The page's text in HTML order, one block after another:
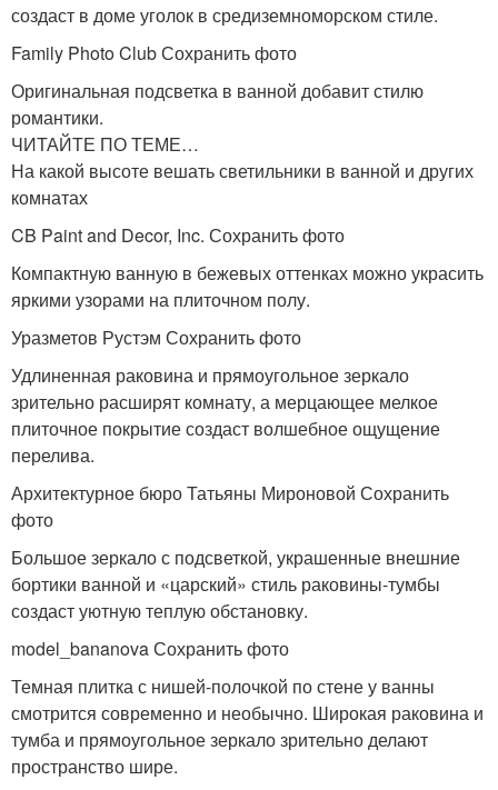
создаст в доме уголок в средиземноморском стиле.
Family Photo Club Сохранить фото
Оригинальная подсветка в ванной добавит стилю
романтики.
ЧИТАЙТЕ ПО ТЕМЕ…
На какой высоте вешать светильники в ванной и других
комнатах
CB Paint and Decor, Inc. Сохранить фото
Компактную ванную в бежевых оттенках можно украсить
яркими узорами на плиточном полу.
Уразметов Рустэм Сохранить фото
Удлиненная раковина и прямоугольное зеркало
зрительно расширят комнату, а мерцающее мелкое
плиточное покрытие создаст волшебное ощущение
перелива.
Архитектурное бюро Татьяны Мироновой Сохранить
фото
Большое зеркало с подсветкой, украшенные внешние
бортики ванной и «царский» стиль раковины-тумбы
создаст уютную теплую обстановку.
model_bananova Сохранить фото
Темная плитка с нишей-полочкой по стене у ванны
смотрится современно и необычно. Широкая раковина и
тумба и прямоугольное зеркало зрительно делают
пространство шире.